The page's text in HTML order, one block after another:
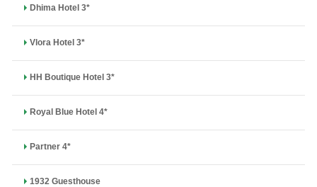
Dhima Hotel 3*
Vlora Hotel 3*
HH Boutique Hotel 3*
Royal Blue Hotel 4*
Partner 4*
1932 Guesthouse